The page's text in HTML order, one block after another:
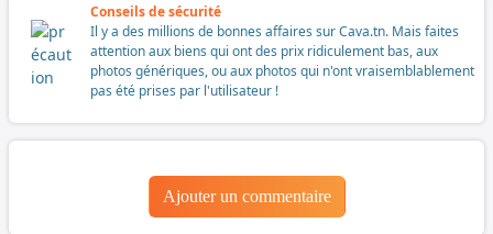
Conseils de sécurité
Il y a des millions de bonnes affaires sur Cava.tn. Mais faites
attention aux biens qui ont des prix ridiculement bas, aux
photos génériques, ou aux photos qui n'ont vraisemblablement
pas été prises par l'utilisateur !
Ajouter un commentaire